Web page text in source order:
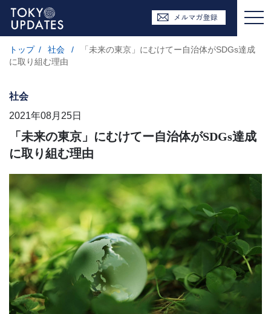
トップ / 社会 /
「未来の東京」にむけてー自治体がSDGs達成
に取り組む理由
社会
2021年08月25日
「未来の東京」にむけてー自治体がSDGs達成
に取り組む理由